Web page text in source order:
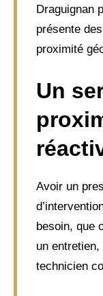
Draguignan
présente
proximité
Un
Avoir un
besoin, que
un
technicien